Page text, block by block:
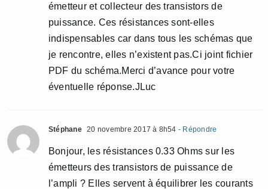
émetteur et collecteur des transistors de
puissance. Ces résistances sont-elles
indispensables car dans tous les schémas que
je rencontre, elles n’existent pas.Ci joint fichier
PDF du schéma.Merci d’avance pour votre
éventuelle réponse.JLuc
Stéphane 20 novembre 2017 à 8h54 - Répondre
Bonjour, les résistances 0.33 Ohms sur les
émetteurs des transistors de puissance de
l’ampli ? Elles servent à équilibrer les courants